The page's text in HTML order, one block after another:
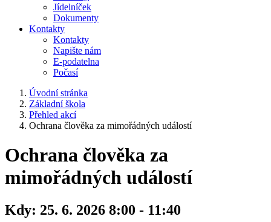
Jídelníček
Dokumenty
Kontakty
Kontakty
Napište nám
E-podatelna
Počasí
Úvodní stránka
Základní škola
Přehled akcí
Ochrana člověka za mimořádných událostí
Ochrana člověka za
mimořádných událostí
Kdy: 25. 6. 2026 8:00 - 11:40